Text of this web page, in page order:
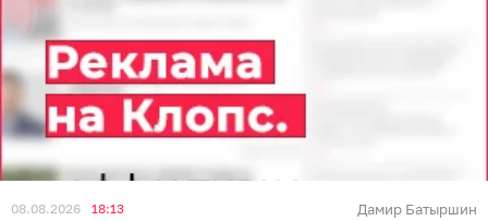
08.08.2026 18:13 Дамир Батыршин